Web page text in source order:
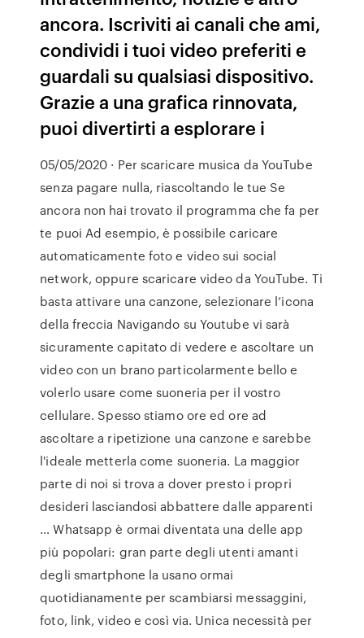
ancora. Iscriviti ai canali che ami,
condividi i tuoi video preferiti e
guardali su qualsiasi dispositivo.
Grazie a una grafica rinnovata,
puoi divertirti a esplorare i
05/05/2020 · Per scaricare musica da YouTube
senza pagare nulla, riascoltando le tue Se
ancora non hai trovato il programma che fa per
te puoi Ad esempio, è possibile caricare
automaticamente foto e video sui social
network, oppure scaricare video da YouTube. Ti
basta attivare una canzone, selezionare l’icona
della freccia Navigando su Youtube vi sarà
sicuramente capitato di vedere e ascoltare un
video con un brano particolarmente bello e
volerlo usare come suoneria per il vostro
cellulare. Spesso stiamo ore ed ore ad
ascoltare a ripetizione una canzone e sarebbe
l'ideale metterla come suoneria. La maggior
parte di noi si trova a dover presto i propri
desideri lasciandosi abbattere dalle apparenti
… Whatsapp è ormai diventata una delle app
più popolari: gran parte degli utenti amanti
degli smartphone la usano ormai
quotidianamente per scambiarsi messaggini,
foto, link, video e così via. Unica necessità per